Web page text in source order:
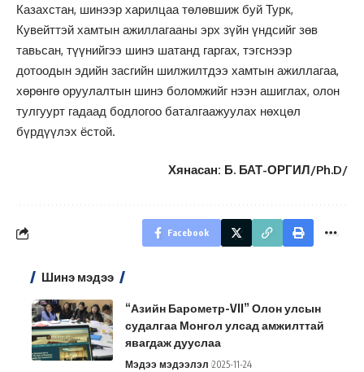
Казахстан, шинээр харилцаа төлөвшиж буй Турк,
Кувейттэй хамтын ажиллагааны эрх зүйн үндсийг зөв
тавьсан, түүнийгээ шинэ шатанд гаргах, тэгснээр
дотоодын эдийн засгийн шилжилтдээ хамтын ажиллагаа,
хөрөнгө оруулалтын шинэ боломжийг нээн ашиглах, олон
тулгуурт гадаад бодлогоо баталгаажуулах нөхцөл
бүрдүүлэх ёстой.
Хянасан: Б. БАТ-ОРГИЛ/Ph.D/
Facebook
Шинэ мэдээ
“Азийн Барометр-VII” Олон улсын
судалгаа Монгол улсад амжилттай
явагдаж дууслаа
Мэдээ мэдээлэл 2025-11-24